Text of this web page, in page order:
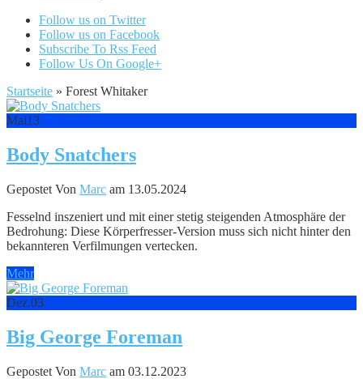
Follow us on Twitter
Follow us on Facebook
Subscribe To Rss Feed
Follow Us On Google+
Startseite » Forest Whitaker
Mai13
Body Snatchers
Gepostet Von Marc am 13.05.2024
Fesselnd inszeniert und mit einer stetig steigenden Atmosphäre der
Bedrohung: Diese Körperfresser-Version muss sich nicht hinter den
bekannteren Verfilmungen vertecken.
Mehr
Dez.03
Big George Foreman
Gepostet Von Marc am 03.12.2023